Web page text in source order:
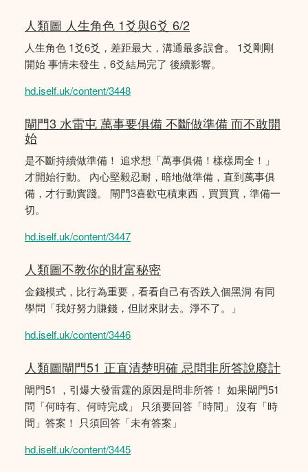
人類圖 人生角色 1爻與6爻 6/2
人生角色 1爻6爻，差距最大，溝通最多誤會。 1爻剛剛
開始 事情未發生，6爻結局完了 後續影響。
hd.iself.uk/content/3448
閘門3 水雷屯 萬事要俱備 不斷做準備 而不敢開
始
是不斷持續做準備！ 追求想「萬事俱備！樣樣周全！」
才開始行動。 內心堅毅忍耐，暗地做準備，直到萬事俱
備，才行動實踐。 閘門3喜歡屯積東西，買買買，準備一
切。
hd.iself.uk/content/3447
人類圖不教你的財富秘密
金錢模式，比行為重要，看看自己有否跌入個黑洞 有同
學問「我好努力賺錢，但財來財去。淨不了。」
hd.iself.uk/content/3446
人類圖閘門51 正直清楚明確 忌問非所答說廢計
閘門51 ，引爆大發雷霆的原因是問非所答！ 如果閘門51
問「何時有、何時完成」 只須要回答「時間」 沒有「時
間」答案！ 只須回答「未有答案」
hd.iself.uk/content/3445